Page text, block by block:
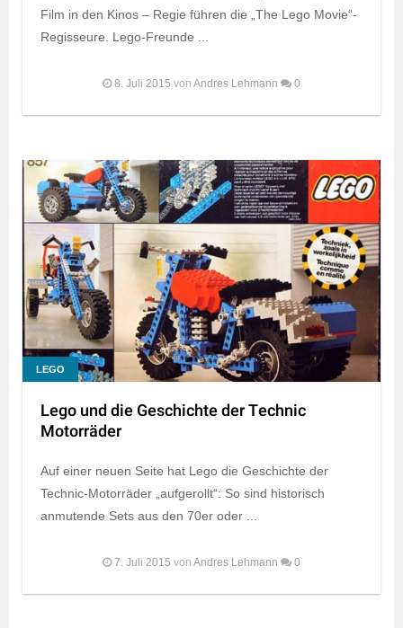
Film in den Kinos – Regie führen die „The Lego Movie“-
Regisseure. Lego-Freunde ...
8. Juli 2015 von Andres Lehmann 0
LEGO
Lego und die Geschichte der Technic
Motorräder
Auf einer neuen Seite hat Lego die Geschichte der
Technic-Motorräder „aufgerollt“: So sind historisch
anmutende Sets aus den 70er oder ...
7. Juli 2015 von Andres Lehmann 0